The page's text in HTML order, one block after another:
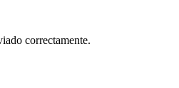
correctamente.